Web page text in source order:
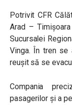
Potrivit CFR
Arad –
Sucursalei
Vinga. În tren se
reușit să se
Compania
pasagerilor și a